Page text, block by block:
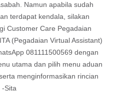
Namun apabila sudah
terdapat kendala, silakan
Customer Care Pegadaian
(Pegadaian Virtual Assistant)
081111500569 dengan
utama dan pilih menu aduan
menginformasikan rincian
-Sita